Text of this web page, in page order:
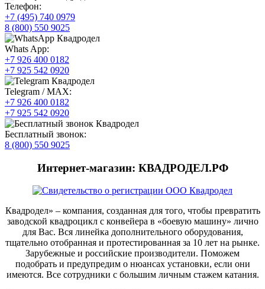
Телефон:
+7 (495) 740 0979
8 (800) 550 9025
Whats App:
+7 926 400 0182
+7 925 542 0920
Telegram / MAX:
+7 926 400 0182
+7 925 542 0920
Бесплатный звонок:
8 (800) 550 9025
Интернет-магазин: КВАДРОДЕЛ.РФ
Квадродел» – компания, созданная для того, чтобы превратить
заводской квадроцикл с конвейера в «боевую машину» лично
для Вас. Вся линейка дополнительного оборудования,
тщательно отобранная и протестированная за 10 лет на рынке.
Зарубежные и российские производители. Поможем
подобрать и предупредим о нюансах установки, если они
имеются. Все сотрудники с большим личным стажем катания.